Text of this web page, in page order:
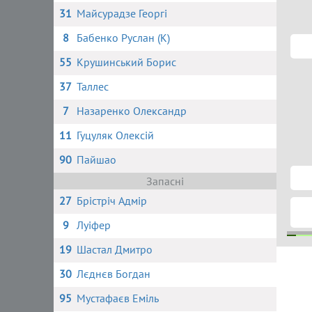
31 Майсурадзе Георгі
8
Бабенко Руслан (К)
55 Крушинський Борис
37 Таллес
7
Назаренко Олександр
11 Гуцуляк Олексій
90 Пайшао
Запасні
27 Брістріч Адмір
9 Луіфер
19 Шастал Дмитро
30 Лєднєв Богдан
95 Мустафаєв Еміль